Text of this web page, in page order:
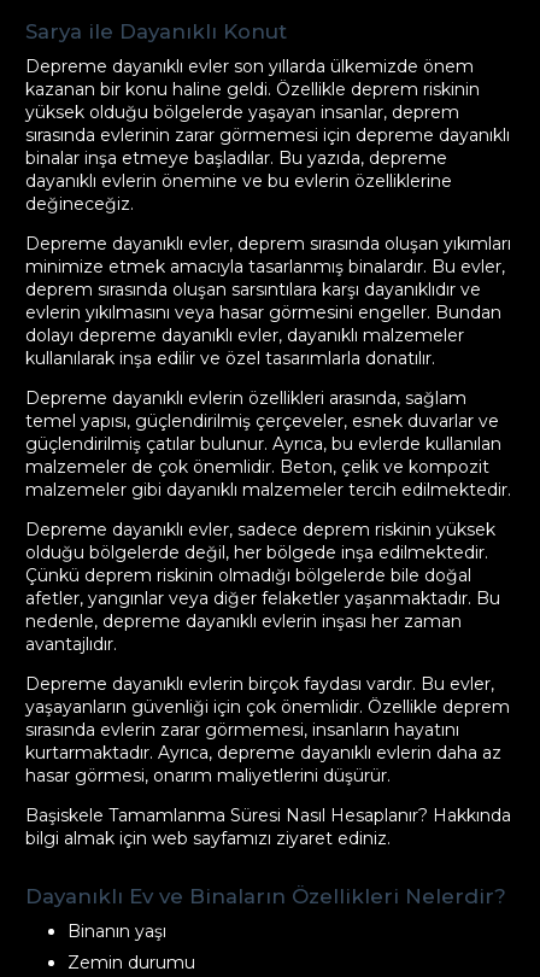
Sarya ile Dayanıklı Konut
Depreme dayanıklı evler son yıllarda ülkemizde önem
kazanan bir konu haline geldi. Özellikle deprem riskinin
yüksek olduğu bölgelerde yaşayan insanlar, deprem
sırasında evlerinin zarar görmemesi için depreme dayanıklı
binalar inşa etmeye başladılar. Bu yazıda, depreme
dayanıklı evlerin önemine ve bu evlerin özelliklerine
değineceğiz.
Depreme dayanıklı evler, deprem sırasında oluşan yıkımları
minimize etmek amacıyla tasarlanmış binalardır. Bu evler,
deprem sırasında oluşan sarsıntılara karşı dayanıklıdır ve
evlerin yıkılmasını veya hasar görmesini engeller. Bundan
dolayı depreme dayanıklı evler, dayanıklı malzemeler
kullanılarak inşa edilir ve özel tasarımlarla donatılır.
Depreme dayanıklı evlerin özellikleri arasında, sağlam
temel yapısı, güçlendirilmiş çerçeveler, esnek duvarlar ve
güçlendirilmiş çatılar bulunur. Ayrıca, bu evlerde kullanılan
malzemeler de çok önemlidir. Beton, çelik ve kompozit
malzemeler gibi dayanıklı malzemeler tercih edilmektedir.
Depreme dayanıklı evler, sadece deprem riskinin yüksek
olduğu bölgelerde değil, her bölgede inşa edilmektedir.
Çünkü deprem riskinin olmadığı bölgelerde bile doğal
afetler, yangınlar veya diğer felaketler yaşanmaktadır. Bu
nedenle, depreme dayanıklı evlerin inşası her zaman
avantajlıdır.
Depreme dayanıklı evlerin birçok faydası vardır. Bu evler,
yaşayanların güvenliği için çok önemlidir. Özellikle deprem
sırasında evlerin zarar görmemesi, insanların hayatını
kurtarmaktadır. Ayrıca, depreme dayanıklı evlerin daha az
hasar görmesi, onarım maliyetlerini düşürür.
Başiskele Tamamlanma Süresi Nasıl Hesaplanır? Hakkında
bilgi almak için web sayfamızı ziyaret ediniz.
Dayanıklı Ev ve Binaların Özellikleri Nelerdir?
Binanın yaşı
Zemin durumu